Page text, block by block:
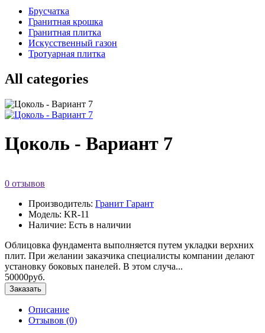
Брусчатка
Гранитная крошка
Гранитная плитка
Искусственный газон
Тротуарная плитка
All categories
Цоколь - Вариант 7
0 отзывов
Производитель: Гранит Гарант
Модель: KR-11
Наличие: Есть в наличии
Облицовка фундамента выполняется путем укладки верхних
плит. При желании заказчика специалисты компании делают
установку боковых панелей. В этом случа...
50000руб.
Заказать
Описание
Отзывов (0)